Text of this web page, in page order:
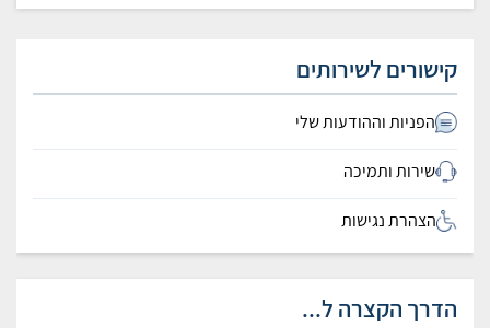
קישורים לשירותים
הפניות וההודעות שלי
שירות ותמיכה
הצהרת נגישות
הדרך הקצרה ל...